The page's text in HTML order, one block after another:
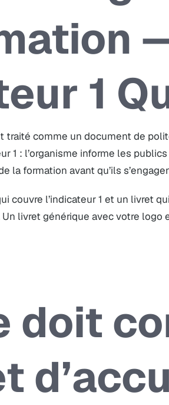
1
traité comme un document de
1 : l’organisme informe les
la formation avant qu’ils
couvre l’indicateur 1 et un livret
livret générique avec votre logo
doit